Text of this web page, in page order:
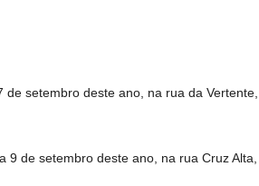
setembro deste ano, na rua da Vertente,
de setembro deste ano, na rua Cruz Alta,